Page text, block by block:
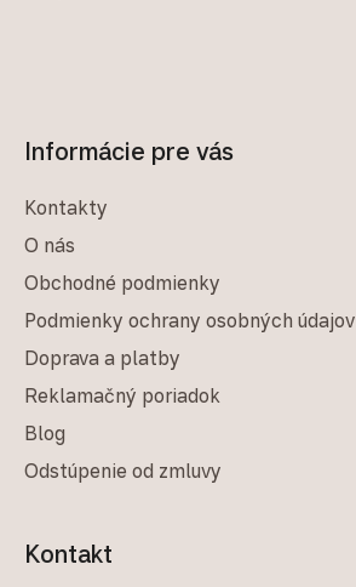
Informácie pre vás
Kontakty
O nás
Obchodné podmienky
Podmienky ochrany osobných údajov
Doprava a platby
Reklamačný poriadok
Blog
Odstúpenie od zmluvy
Kontakt